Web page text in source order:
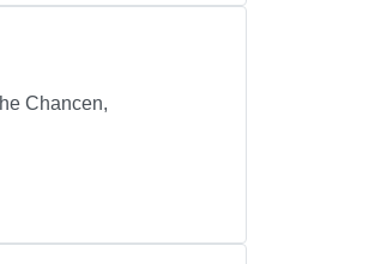
Chancen,